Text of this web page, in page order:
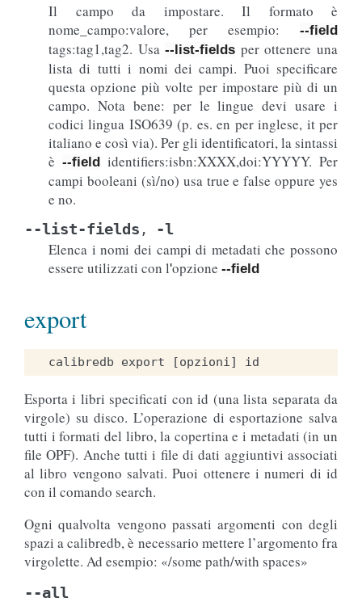
Il campo da impostare. Il formato è
nome_campo:valore, per esempio:
--field
tags:tag1,tag2. Usa--list-fields per ottenere una
lista di tutti i nomi dei campi. Puoi specificare
questa opzione più volte per impostare più di un
campo. Nota bene: per le lingue devi usare i
codici lingua ISO639 (p. es. en per inglese, it per
italiano e così via). Per gli identificatori, la sintassi
è --field identifiers:isbn:XXXX,doi:YYYYY. Per
campi booleani (sì/no) usa true e false oppure yes
e no.
--list-fields , -l
Elenca i nomi dei campi di metadati che possono
essere utilizzati con l'opzione --field
export
Esporta i libri specificati con id (una lista separata da
virgole) su disco. L’operazione di esportazione salva
tutti i formati del libro, la copertina e i metadati (in un
file OPF). Anche tutti i file di dati aggiuntivi associati
al libro vengono salvati. Puoi ottenere i numeri di id
con il comando search.
Ogni qualvolta vengono passati argomenti con degli
spazi a calibredb, è necessario mettere l’argomento fra
virgolette. Ad esempio: «/some path/with spaces»
--all